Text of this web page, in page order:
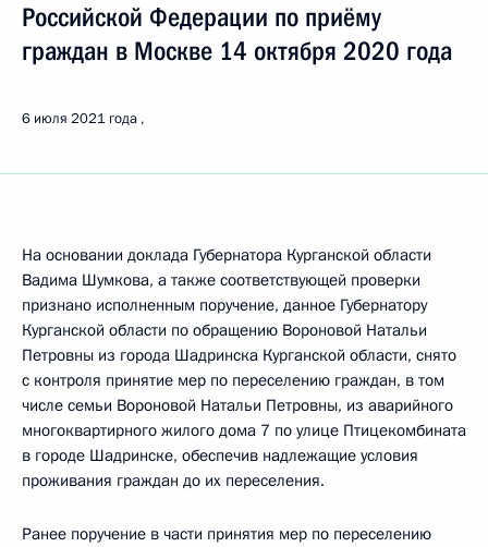
Российской Федерации по приёму
граждан в Москве 14 октября 2020 года
6 июля 2021 года
На основании доклада Губернатора Курганской области
Вадима Шумкова, а также соответствующей проверки
признано исполненным поручение, данное Губернатору
Курганской области по обращению Вороновой Натальи
Петровны из города Шадринска Курганской области, снято
с контроля принятие мер по переселению граждан, в том
числе семьи Вороновой Натальи Петровны, из аварийного
многоквартирного жилого дома 7 по улице Птицекомбината
в городе Шадринске, обеспечив надлежащие условия
проживания граждан до их переселения.
Ранее поручение в части принятия мер по переселению